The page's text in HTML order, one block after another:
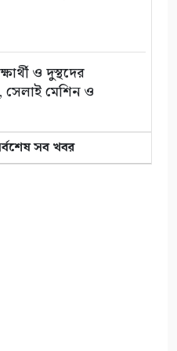
পথে বর্ষার
ও দুস্থদের
মেশিন ও
মাস্টারের
সব খবর